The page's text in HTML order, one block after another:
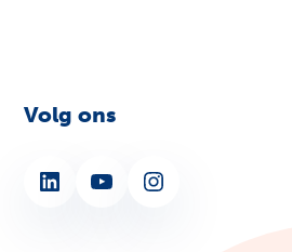
Volg ons
LinkedIn YouTube Instagram